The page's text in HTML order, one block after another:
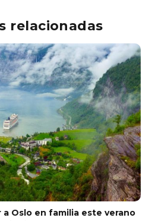
relacionadas
a Oslo en familia este verano